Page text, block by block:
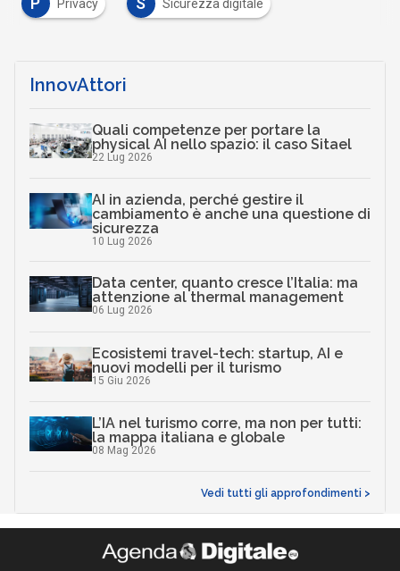
Privacy Sicurezza digitale
InnovAttori
Quali competenze per portare la
physical AI nello spazio: il caso Sitael
22 Lug 2026
AI in azienda, perché gestire il
cambiamento è anche una questione di
sicurezza
10 Lug 2026
Data center, quanto cresce l’Italia: ma
attenzione al thermal management
06 Lug 2026
Ecosistemi travel-tech: startup, AI e
nuovi modelli per il turismo
15 Giu 2026
L’IA nel turismo corre, ma non per tutti:
la mappa italiana e globale
08 Mag 2026
Vedi tutti gli approfondimenti >